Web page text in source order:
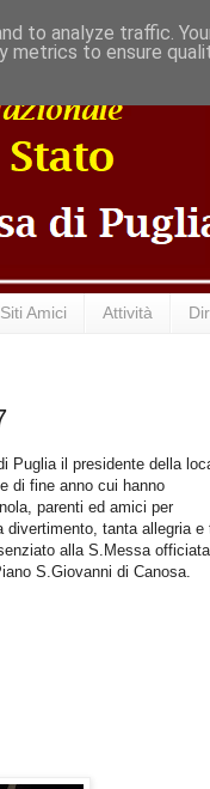
Siti Amici Attività
Puglia il presidente della
di fine anno cui hanno
parenti ed amici per
tanta allegria e
alla S.Messa
S.Giovanni di Canosa.
to analyze traffic.
metrics to ensure